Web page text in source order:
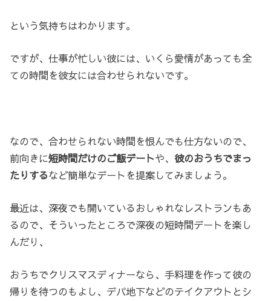
という気持ちはわかります。
ですが、仕事が忙しい彼には、いくら愛情があっても全
ての時間を彼女には合わせられないです。
なので、合わせられない時間を恨んでも仕方ないので、
前向きに短時間だけのご飯デートや、彼のおうちでまっ
たりするなど簡単なデートを提案してみましょう。
最近は、深夜でも開いているおしゃれなレストランもあ
るので、そういったところで深夜の短時間デートを楽し
んだり、
おうちでクリスマスディナーなら、手料理を作って彼の
帰りを待つのもよし、デパ地下などのテイクアウトとシ